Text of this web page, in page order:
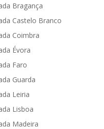
Bragança
Castelo Branco
Coimbra
Évora
Faro
Guarda
Leiria
Lisboa
Madeira